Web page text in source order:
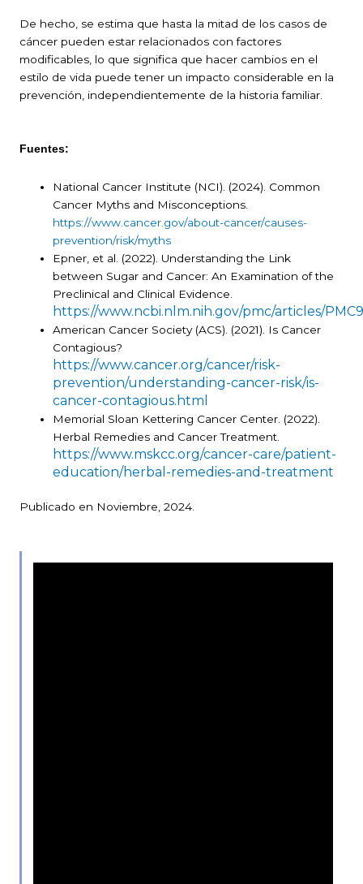
De hecho, se estima que hasta la mitad de los casos de
cáncer pueden estar relacionados con factores
modificables, lo que significa que hacer cambios en el
estilo de vida puede tener un impacto considerable en la
prevención, independientemente de la historia familiar.
Fuentes:
National Cancer Institute (NCI). (2024). Common
Cancer Myths and Misconceptions.
https://www.cancer.gov/about-cancer/causes-
prevention/risk/myths
Epner, et al. (2022). Understanding the Link
between Sugar and Cancer: An Examination of the
Preclinical and Clinical Evidence.
https://www.ncbi.nlm.nih.gov/pmc/articles/
American Cancer Society (ACS). (2021). Is Cancer
Contagious?
https://www.cancer.org/cancer/risk-
prevention/understanding-cancer-risk/is-
cancer-contagious.html
Memorial Sloan Kettering Cancer Center. (2022).
Herbal Remedies and Cancer Treatment.
https://www.mskcc.org/cancer-care/patient-
education/herbal-remedies-and-treatment
Publicado en Noviembre, 2024.